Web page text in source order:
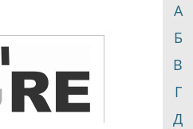
А
Б
В
Г
Д